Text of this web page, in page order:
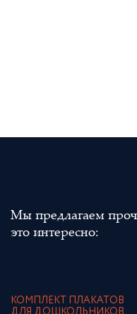
Мы предлагаем
это интересно:
КОМПЛЕКТ ПЛАКАТОВ
ДЛЯ ДОШКОЛЬНИКОВ